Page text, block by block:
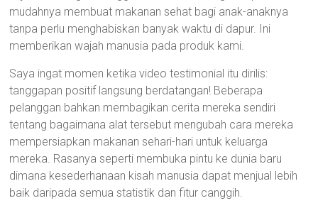
mudahnya membuat makanan sehat bagi anak-anaknya
tanpa perlu menghabiskan banyak waktu di dapur. Ini
memberikan wajah manusia pada produk kami.
Saya ingat momen ketika video testimonial itu dirilis:
tanggapan positif langsung berdatangan! Beberapa
pelanggan bahkan membagikan cerita mereka sendiri
tentang bagaimana alat tersebut mengubah cara mereka
mempersiapkan makanan sehari-hari untuk keluarga
mereka. Rasanya seperti membuka pintu ke dunia baru
dimana kesederhanaan kisah manusia dapat menjual lebih
baik daripada semua statistik dan fitur canggih.